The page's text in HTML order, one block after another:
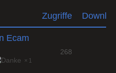
Zugriffe
Ecam
1
268